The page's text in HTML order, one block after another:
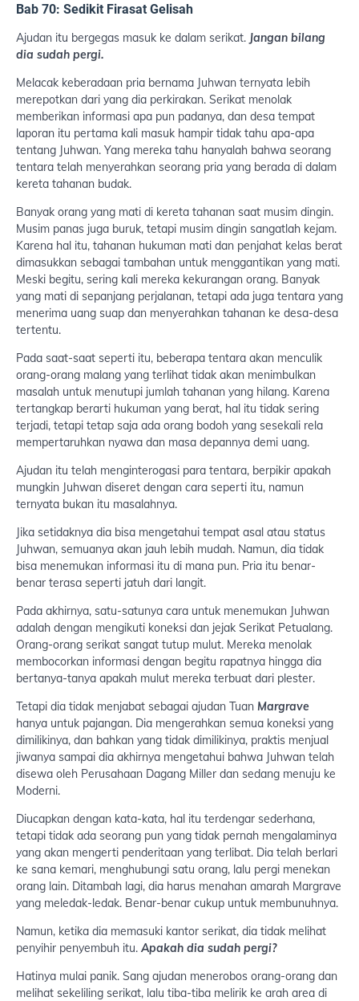
Bab 70: Sedikit Firasat Gelisah
Ajudan itu bergegas masuk ke dalam serikat. Jangan bilang
dia sudah pergi.
Melacak keberadaan pria bernama Juhwan ternyata lebih
merepotkan dari yang dia perkirakan. Serikat menolak
memberikan informasi apa pun padanya, dan desa tempat
laporan itu pertama kali masuk hampir tidak tahu apa-apa
tentang Juhwan. Yang mereka tahu hanyalah bahwa seorang
tentara telah menyerahkan seorang pria yang berada di dalam
kereta tahanan budak.
Banyak orang yang mati di kereta tahanan saat musim dingin.
Musim panas juga buruk, tetapi musim dingin sangatlah kejam.
Karena hal itu, tahanan hukuman mati dan penjahat kelas berat
dimasukkan sebagai tambahan untuk menggantikan yang mati.
Meski begitu, sering kali mereka kekurangan orang. Banyak
yang mati di sepanjang perjalanan, tetapi ada juga tentara yang
menerima uang suap dan menyerahkan tahanan ke desa-desa
tertentu.
Pada saat-saat seperti itu, beberapa tentara akan menculik
orang-orang malang yang terlihat tidak akan menimbulkan
masalah untuk menutupi jumlah tahanan yang hilang. Karena
tertangkap berarti hukuman yang berat, hal itu tidak sering
terjadi, tetapi tetap saja ada orang bodoh yang sesekali rela
mempertaruhkan nyawa dan masa depannya demi uang.
Ajudan itu telah menginterogasi para tentara, berpikir apakah
mungkin Juhwan diseret dengan cara seperti itu, namun
ternyata bukan itu masalahnya.
Jika setidaknya dia bisa mengetahui tempat asal atau status
Juhwan, semuanya akan jauh lebih mudah. Namun, dia tidak
bisa menemukan informasi itu di mana pun. Pria itu benar-
benar terasa seperti jatuh dari langit.
Pada akhirnya, satu-satunya cara untuk menemukan Juhwan
adalah dengan mengikuti koneksi dan jejak Serikat Petualang.
Orang-orang serikat sangat tutup mulut. Mereka menolak
membocorkan informasi dengan begitu rapatnya hingga dia
bertanya-tanya apakah mulut mereka terbuat dari plester.
Tetapi dia tidak menjabat sebagai ajudan Tuan Margrave
hanya untuk pajangan. Dia mengerahkan semua koneksi yang
dimilikinya, dan bahkan yang tidak dimilikinya, praktis menjual
jiwanya sampai dia akhirnya mengetahui bahwa Juhwan telah
disewa oleh Perusahaan Dagang Miller dan sedang menuju ke
Moderni.
Diucapkan dengan kata-kata, hal itu terdengar sederhana,
tetapi tidak ada seorang pun yang tidak pernah mengalaminya
yang akan mengerti penderitaan yang terlibat. Dia telah berlari
ke sana kemari, menghubungi satu orang, lalu pergi menekan
orang lain. Ditambah lagi, dia harus menahan amarah Margrave
yang meledak-ledak. Benar-benar cukup untuk membunuhnya.
Namun, ketika dia memasuki kantor serikat, dia tidak melihat
penyihir penyembuh itu. Apakah dia sudah pergi?
Hatinya mulai panik. Sang ajudan menerobos orang-orang dan
melihat sekeliling serikat, lalu tiba-tiba melirik ke arah area di